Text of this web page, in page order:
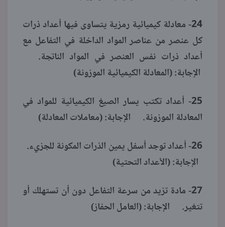
24- معادلة كيميائية رمزية يتساوى فيها أعداد ذرات
كل عنصر من عناصر المواد الداخلة في التفاعل مع
أعداد ذرات نفس العنصر في المواد الناتجة.
الإجابة: (المعادلة الكيميائية الموزونة)
25- أعداد تكتب يسار الصيغ الكيميائية للمواد في
المعادلة الموزونة. الإجابة: (معاملات المعادلة)
26- أعداد توجد أسفل يمين الذرات المكونة للجزيء.
الإجابة: (الأعداد التحتية)
27- مادة تزيد من سرعة التفاعل دون أن تستهلك أو
تتغير. الإجابة: (العامل الحفاز)